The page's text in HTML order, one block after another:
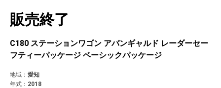
カタログ情報
アカウントの確認・編集
ボディ修理
ヤナセの歴史
女性活躍・次世代育成
フォルクスワーゲン認定中古車
ポルシェ認定中古車
新車情報
金融商品の勧誘方針
© 2021 YANASE & CO.,LTD. ALL RIGHTS RESERVED.
販売終了
C180 ステーションワゴン アバンギャルド レーダーセー
フティーパッケージ ベーシックパッケージ
地域： 愛知
年式： 2018
キャンセル